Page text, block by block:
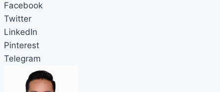
Facebook
Twitter
LinkedIn
Pinterest
Telegram